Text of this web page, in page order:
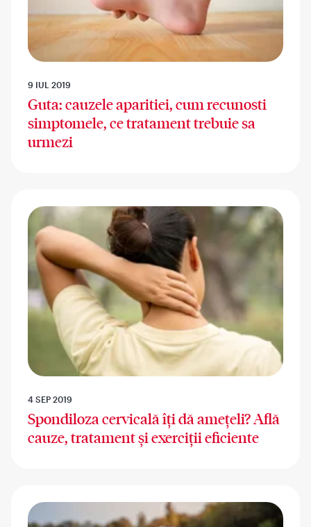
9 IUL 2019
Guta: cauzele aparitiei, cum recunosti
simptomele, ce tratament trebuie sa
urmezi
4 SEP 2019
Spondiloza cervicală îți dă amețeli? Află
cauze, tratament și exerciții eficiente